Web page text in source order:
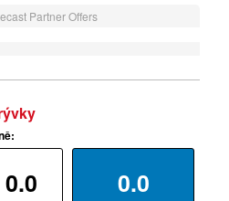
Partner Offers
0.0 0.0